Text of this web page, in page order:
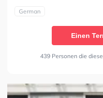
German
Einen
439 Personen die